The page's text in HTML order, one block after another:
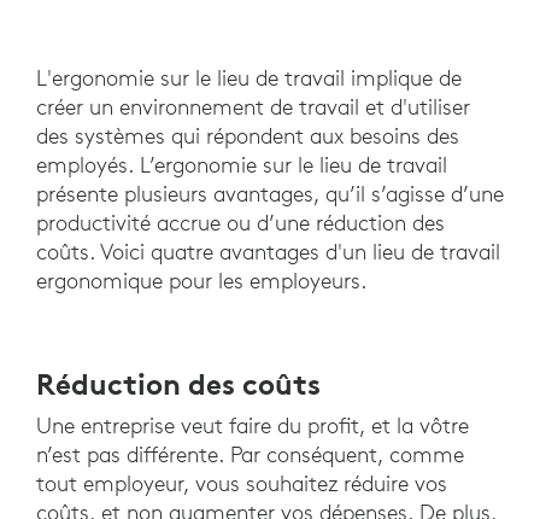
L'ergonomie sur le lieu de travail implique de
créer un environnement de travail et d'utiliser
des systèmes qui répondent aux besoins des
employés. L’ergonomie sur le lieu de travail
présente plusieurs avantages, qu’il s’agisse d’une
productivité accrue ou d’une réduction des
coûts. Voici quatre avantages d'un lieu de travail
ergonomique pour les employeurs.
Réduction des coûts
Une entreprise veut faire du profit, et la vôtre
n’est pas différente. Par conséquent, comme
tout employeur, vous souhaitez réduire vos
coûts, et non augmenter vos dépenses. De plus,